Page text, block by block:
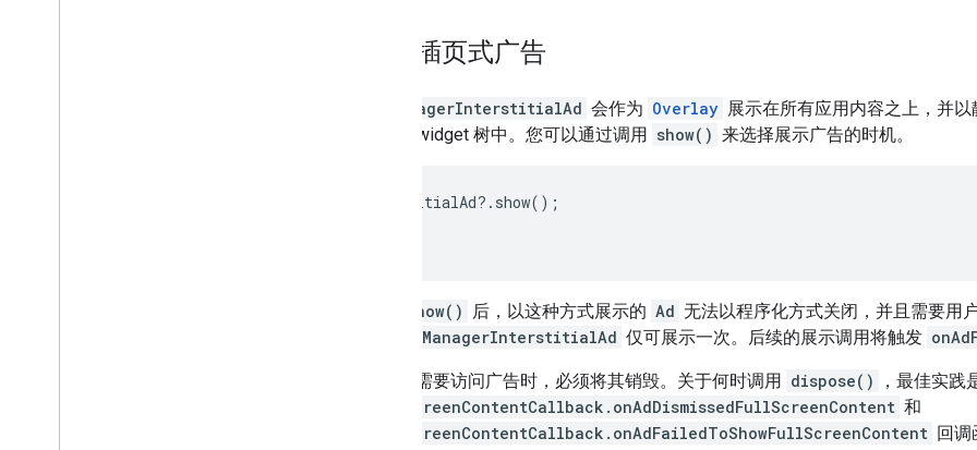
展示插页式广告
AdManagerInterstitialAd 会作为 Overlay 展示在所有应用内容之上，并
Flutter widget 树中。您可以通过调用 show() 来选择展示广告的时机。
_interstitialAd? . show();
show() 后，以这种方式展示的 Ad 无法以程序化方式关闭，并且需要用
AdManagerInterstitialAd 仅可展示一次。后续的展示调用将触发
当不再需要访问广告时，必须将其销毁。关于何时调用 dispose()
，最佳实践
FullScreenContentCallback.onAdDismissedFullScreenContent 和
FullScreenContentCallback.onAdFailedToShowFullScreenContent 回调